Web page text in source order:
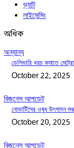
ভ্যাট
লাইসেন্সিং
অধিক
অন্যান্য
ডেলিভারি খরচ কমাতে
October 22, 2025
বিজনেস আপডেট
নোভার্টিসের ওষুধ উৎপাদন
October 20, 2025
বিজনেস আপডেট